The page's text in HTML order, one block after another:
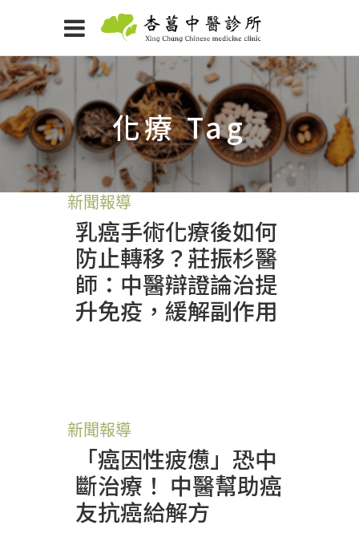
化療 Tag
新聞報導
乳癌手術化療後如何
防止轉移？莊振杉醫
師：中醫辯證論治提
升免疫，緩解副作用
新聞報導
「癌因性疲憊」恐中
斷治療！ 中醫幫助癌
友抗癌給解方